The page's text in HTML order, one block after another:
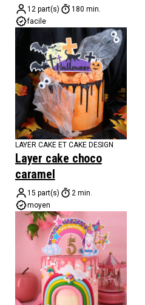
12 part(s)
180 min.
facile
LAYER CAKE ET CAKE DESIGN
Layer cake choco
caramel
15 part(s)
2 min.
moyen